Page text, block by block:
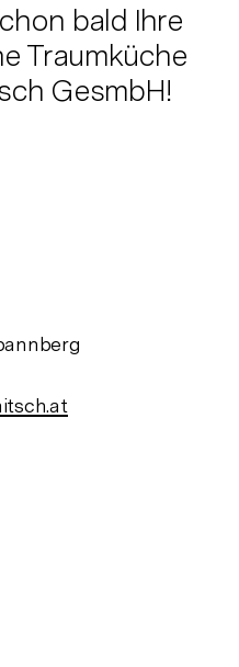
bald Ihre
Traumküche
GesmbH!